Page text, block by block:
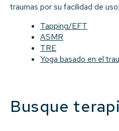
traumas por su facilidad de uso:
Tapping/EFT
ASMR
TRE
Yoga basado en el
Busque